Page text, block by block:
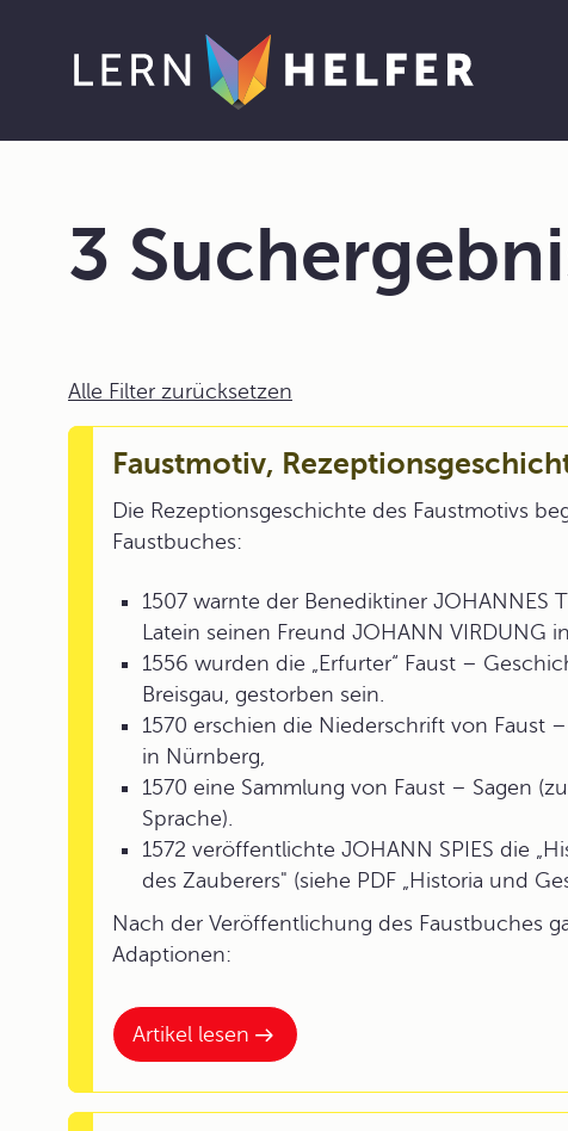
3
Alle Filter zurücksetzen
Artikel lesen
Faustmotiv,
Die Rezeptionsgeschichte des Faustmotivs
Faustbuches:
1507 warnte der Benediktiner JOHANNES
Latein seinen Freund JOHANN VIRDUNG
1556 wurden die „Erfurter“ Faust –
Breisgau, gestorben sein.
1570 erschien die Niederschrift von Faust
in Nürnberg,
1570 eine Sammlung von Faust – Sagen
Sprache).
1572 veröffentlichte JOHANN SPIES die
des Zauberers" (siehe PDF „Historia und
Nach der Veröffentlichung des Faustbuches
Adaptionen: